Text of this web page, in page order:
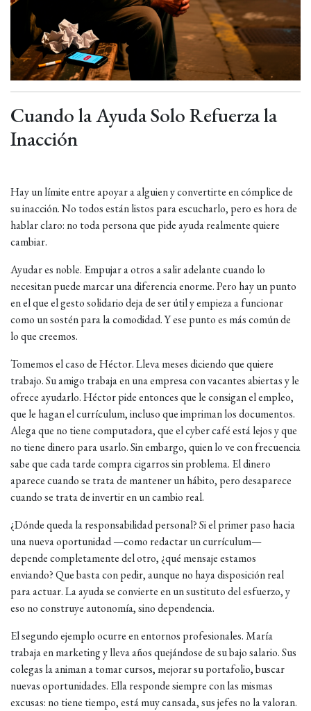
Cuando la Ayuda Solo Refuerza la
Inacción
Hay un límite entre apoyar a alguien y convertirte en cómplice de
su inacción. No todos están listos para escucharlo, pero es hora de
hablar claro: no toda persona que pide ayuda realmente quiere
cambiar.
Ayudar es noble. Empujar a otros a salir adelante cuando lo
necesitan puede marcar una diferencia enorme. Pero hay un punto
en el que el gesto solidario deja de ser útil y empieza a funcionar
como un sostén para la comodidad. Y ese punto es más común de
lo que creemos.
Tomemos el caso de Héctor. Lleva meses diciendo que quiere
trabajo. Su amigo trabaja en una empresa con vacantes abiertas y le
ofrece ayudarlo. Héctor pide entonces que le consigan el empleo,
que le hagan el currículum, incluso que impriman los documentos.
Alega que no tiene computadora, que el cyber café está lejos y que
no tiene dinero para usarlo. Sin embargo, quien lo ve con frecuencia
sabe que cada tarde compra cigarros sin problema. El dinero
aparece cuando se trata de mantener un hábito, pero desaparece
cuando se trata de invertir en un cambio real.
¿Dónde queda la responsabilidad personal? Si el primer paso hacia
una nueva oportunidad —como redactar un currículum—
depende completamente del otro, ¿qué mensaje estamos
enviando? Que basta con pedir, aunque no haya disposición real
para actuar. La ayuda se convierte en un sustituto del esfuerzo, y
eso no construye autonomía, sino dependencia.
El segundo ejemplo ocurre en entornos profesionales. María
trabaja en marketing y lleva años quejándose de su bajo salario. Sus
colegas la animan a tomar cursos, mejorar su portafolio, buscar
nuevas oportunidades. Ella responde siempre con las mismas
excusas: no tiene tiempo, está muy cansada, sus jefes no la valoran.